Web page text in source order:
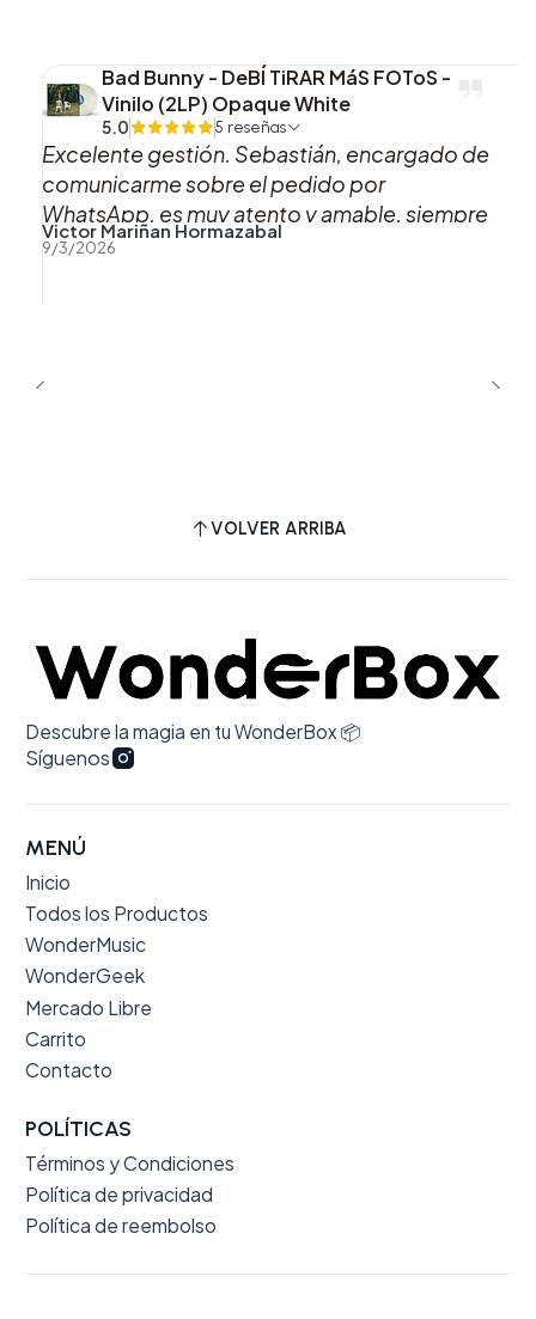
Bad Bunny - DeBÍ TiRAR MáS FOToS -
Vinilo (2LP) Opaque White
5.0 5 reseñas
Excelente gestión. Sebastián, encargado de
comunicarme sobre el pedido por
WhatsApp, es muy atento y amable, siempre
se mantuvo pendiente acerca del estado de
Arenas (no fue el caso). El detalle
de alta fidelidad, y el formato es tal como
Victor Mariñan Hormazabal
9/3/2026
VOLVER ARRIBA
Descubre la magia en tu WonderBox 📦
Síguenos
MENÚ
Inicio
Todos los Productos
WonderMusic
WonderGeek
Mercado Libre
Carrito
Contacto
POLÍTICAS
Términos y Condiciones
Política de privacidad
Política de reembolso